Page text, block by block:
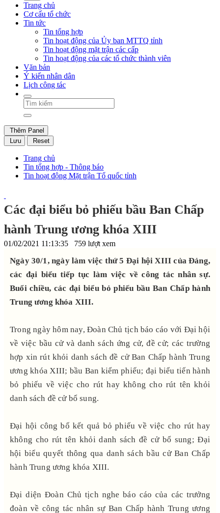
Trang chủ
Cơ cấu tổ chức
Tin tức
Tin tổng hợp
Tin hoạt động của Ủy ban MTTQ tỉnh
Tin hoạt động mặt trận các cấp
Tin hoạt động của các tổ chức thành viên
Văn bản
Ý kiến nhân dân
Lịch công tác
Thêm Panel
Lưu
Reset
Trang chủ
Tin tổng hợp - Thông báo
Tin hoạt động Mặt trận Tổ quốc tỉnh
Các đại biểu bỏ phiếu bầu Ban Chấp
hành Trung ương khóa XIII
01/02/2021 11:13:35 759 lượt xem
Ngày 30/1, ngày làm việc thứ 5 Đại hội XIII của Đảng,
các đại biểu tiếp tục làm việc về công tác nhân sự.
Buổi chiều, các đại biểu bỏ phiếu bầu Ban Chấp hành
Trung ương khóa XIII.
Trong ngày hôm nay, Đoàn Chủ tịch báo cáo với Đại hội
về việc bầu cử và danh sách ứng cử, đề cử; các trường
hợp xin rút khỏi danh sách đề cử Ban Chấp hành Trung
ương khóa XIII; bầu Ban kiểm phiếu; đại biểu tiến hành
bỏ phiếu về việc cho rút hay không cho rút tên khỏi
danh sách đề cử bổ sung.
Đại hội công bố kết quả bỏ phiếu về việc cho rút hay
không cho rút tên khỏi danh sách đề cử bổ sung; Đại
hội biểu quyết thông qua danh sách bầu cử Ban Chấp
hành Trung ương khóa XIII.
Đại diện Đoàn Chủ tịch nghe báo cáo của các trưởng
đoàn về công tác nhân sự Ban Chấp hành Trung ương